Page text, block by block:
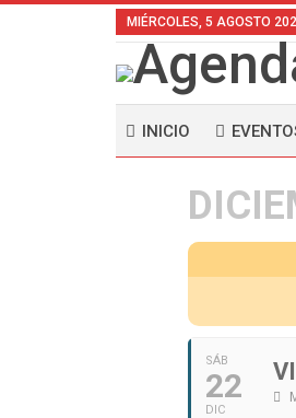
MIÉRCOLES, 5 AGOSTO
INICIO
SÁB
22
DIC